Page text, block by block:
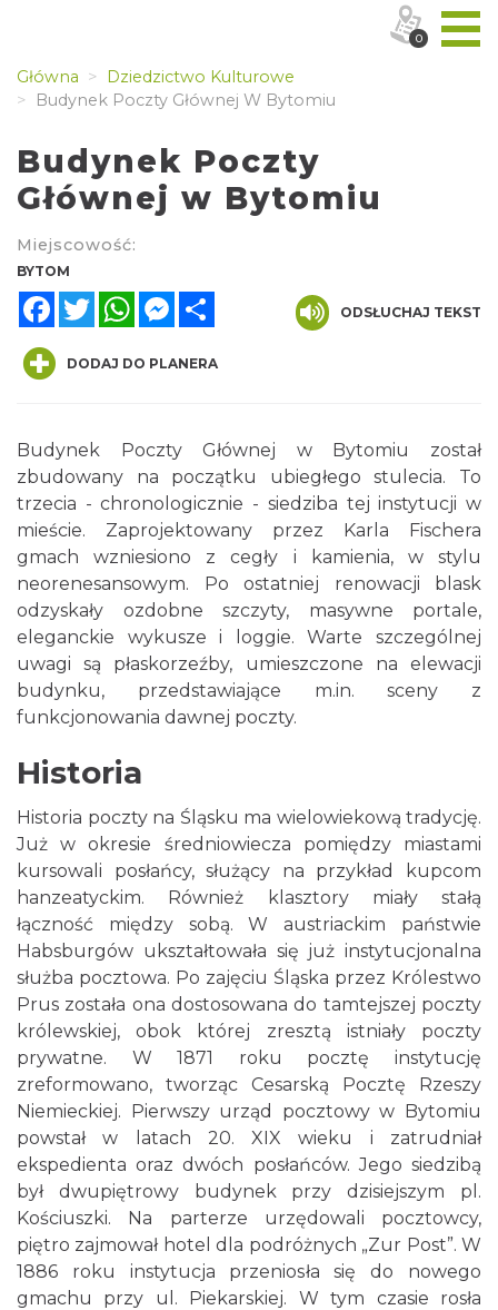
Główna
Dziedzictwo Kulturowe
Budynek Poczty Głównej W Bytomiu
Budynek Poczty
Głównej w Bytomiu
Miejscowość:
BYTOM
FacebookTwitterWhatsAppMessenger
ODSŁUCHAJ TEKST
DODAJ DO PLANERA
Budynek Poczty Głównej w Bytomiu został
zbudowany na początku ubiegłego stulecia. To
trzecia - chronologicznie - siedziba tej instytucji w
mieście. Zaprojektowany przez Karla Fischera
gmach wzniesiono z cegły i kamienia, w stylu
neorenesansowym. Po ostatniej renowacji blask
odzyskały ozdobne szczyty, masywne portale,
eleganckie wykusze i loggie. Warte szczególnej
uwagi są płaskorzeźby, umieszczone na elewacji
budynku, przedstawiające m.in. sceny z
funkcjonowania dawnej poczty.
Historia
Historia poczty na Śląsku ma wielowiekową tradycję.
Już w okresie średniowiecza pomiędzy miastami
kursowali posłańcy, służący na przykład kupcom
hanzeatyckim. Również klasztory miały stałą
łączność między sobą. W austriackim państwie
Habsburgów ukształtowała się już instytucjonalna
służba pocztowa. Po zajęciu Śląska przez Królestwo
Prus została ona dostosowana do tamtejszej poczty
królewskiej, obok której zresztą istniały poczty
prywatne. W 1871 roku pocztę instytucję
zreformowano, tworząc Cesarską Pocztę Rzeszy
Niemieckiej. Pierwszy urząd pocztowy w Bytomiu
powstał w latach 20. XIX wieku i zatrudniał
ekspedienta oraz dwóch posłańców. Jego siedzibą
był dwupiętrowy budynek przy dzisiejszym pl.
Kościuszki. Na parterze urzędowali pocztowcy,
piętro zajmował hotel dla podróżnych „Zur Post”. W
1886 roku instytucja przeniosła się do nowego
gmachu przy ul. Piekarskiej. W tym czasie rosła
0